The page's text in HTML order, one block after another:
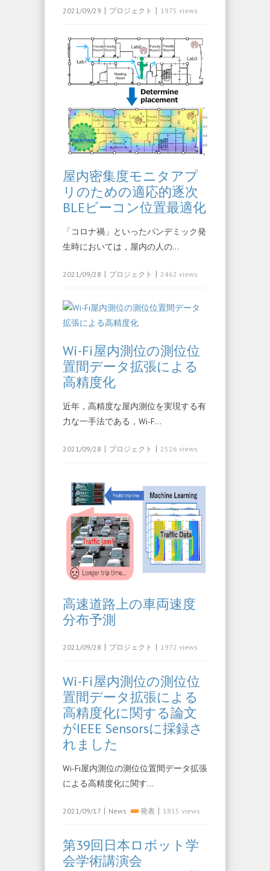
2021/09/29 | プロジェクト | 1975 views
屋内密集度モニタアプ
リのための適応的逐次
BLEビーコン位置最適化
「コロナ禍」といったパンデミック発
生時においては，屋内の人の…
2021/09/28 | プロジェクト | 2462 views
Wi-Fi屋内測位の測位位
置間データ拡張による
高精度化
近年，高精度な屋内測位を実現する有
力な一手法である，Wi-F…
2021/09/28 | プロジェクト | 2526 views
高速道路上の車両速度
分布予測
2021/09/28 | プロジェクト | 1972 views
Wi-Fi屋内測位の測位位
置間データ拡張による
高精度化に関する論文
がIEEE Sensorsに採録さ
れました
Wi-Fi屋内測位の測位位置間データ拡張
による高精度化に関す…
2021/09/17 | News 発表 | 1815 views
第39回日本ロボット学
会学術講演会